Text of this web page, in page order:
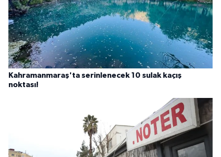
Kahramanmaraş'ta serinlenecek 10 sulak kaçış
noktası!